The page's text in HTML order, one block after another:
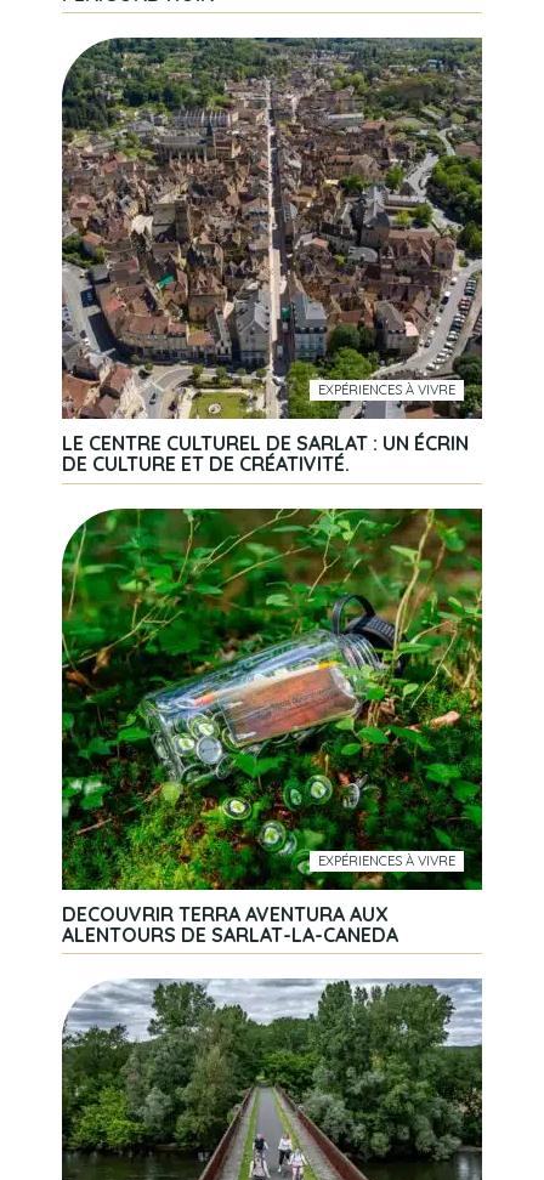
EXPÉRIENCES À VIVRE
LE CENTRE CULTUREL DE SARLAT : UN ÉCRIN
DE CULTURE ET DE CRÉATIVITÉ.
EXPÉRIENCES À VIVRE
DECOUVRIR TERRA AVENTURA AUX
ALENTOURS DE SARLAT-LA-CANEDA